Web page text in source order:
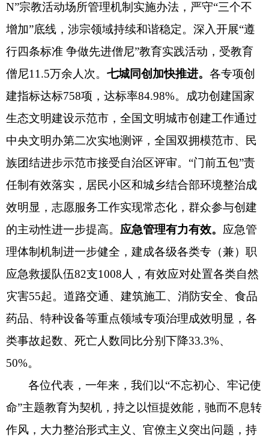
N”宗教活动场所管理机制实施办法，严守“三个不
增加”底线， 涉宗领域持续和谐稳定。 深入开展“遵
行四条标准 争做先进僧尼”教育实践活动，受教育
僧尼11.5万余人次。 七城同创加快推进。 各专项创
建指标达标758项， 达标率84.98%。成功创建国家
生态文明建设示范市，全国文明城市创建工作通过
中央文明办第二次实地测评，全国双拥模范市、民
族团结进步示范市接受自治区评审。“门前五包”责
任制有效落实，居民小区和城乡结合部环境整治成
效明显，志愿服务工作实现常态化，群众参与创建
的主动性进一步提高。 应急管理有力有效。 应急管
理体制机制进一步健全，建成各级各类专（兼）职
应急救援队伍82支1008人，有效应对处置各类自然
灾害55起。道路交通、建筑施工、消防安全、食品
药品、特种设备等重点领域专项治理成效明显，各
类事故起数、死亡人数同比分别下降33.3%、
50%。
各位代表，一年来，我们以“不忘初心、牢记使
命”主题教育为契机，持之以恒提效能，驰而不息转
作风，大力整治形式主义、官僚主义突出问题，持